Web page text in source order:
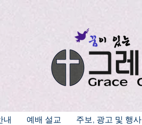
내 예배 설교 주보, 광고 및 행사